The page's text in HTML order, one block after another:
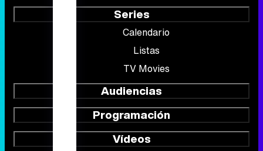
Series
Calendario
Listas
TV Movies
Audiencias
Programación
Vídeos